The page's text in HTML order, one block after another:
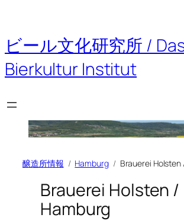
を
ス
キ
ッ
ビール文化研究所 /
Bierkultur Institut
醸造所情報 Hamburg Brauerei Holsten
Brauerei Holsten /
Hamburg